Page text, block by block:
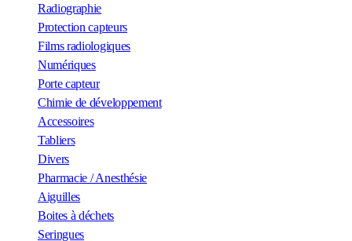
Radiographie
Protection capteurs
Films radiologiques
Numériques
Porte capteur
Chimie de développement
Accessoires
Tabliers
Divers
Pharmacie / Anesthésie
Aiguilles
Boites à déchets
Seringues